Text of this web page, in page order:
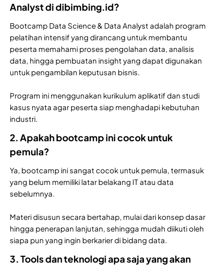
Analyst di dibimbing.id?
Bootcamp Data Science & Data Analyst adalah program
pelatihan intensif yang dirancang untuk membantu
peserta memahami proses pengolahan data, analisis
data, hingga pembuatan insight yang dapat digunakan
untuk pengambilan keputusan bisnis.
Program ini menggunakan kurikulum aplikatif dan studi
kasus nyata agar peserta siap menghadapi kebutuhan
industri.
2. Apakah bootcamp ini cocok untuk
pemula?
Ya, bootcamp ini sangat cocok untuk pemula, termasuk
yang belum memiliki latar belakang IT atau data
sebelumnya.
Materi disusun secara bertahap, mulai dari konsep dasar
hingga penerapan lanjutan, sehingga mudah diikuti oleh
siapa pun yang ingin berkarier di bidang data.
3. Tools dan teknologi apa saja yang akan